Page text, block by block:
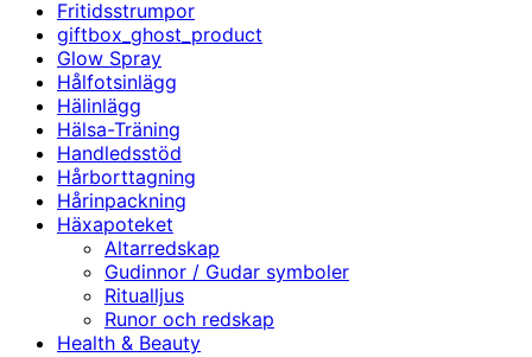
Fritidsstrumpor
giftbox_ghost_product
Glow Spray
Hålfotsinlägg
Hälinlägg
Hälsa-Träning
Handledsstöd
Hårborttagning
Hårinpackning
Häxapoteket
Altarredskap
Gudinnor / Gudar symboler
Ritualljus
Runor och redskap
Health & Beauty